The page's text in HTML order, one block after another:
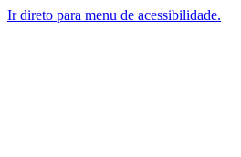
Ir direto para menu de acessibilidade.